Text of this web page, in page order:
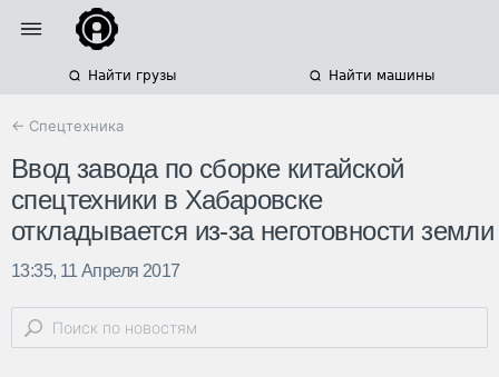
Найти грузы Найти машины
← Спецтехника
Ввод завода по сборке китайской
спецтехники в Хабаровске
откладывается из-за неготовности земли
13:35, 11 Апреля 2017